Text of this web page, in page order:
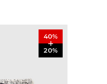
40%
20%